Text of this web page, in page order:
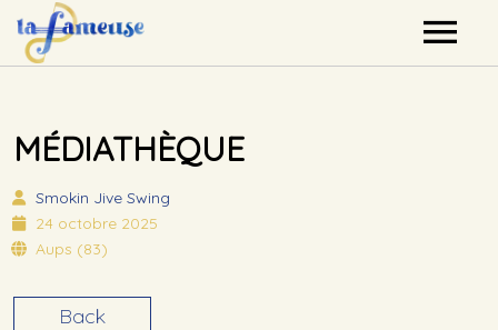
Agenda
MÉDIATHÈQUE
Smokin Jive Swing
24 octobre 2025
Aups (83)
Back